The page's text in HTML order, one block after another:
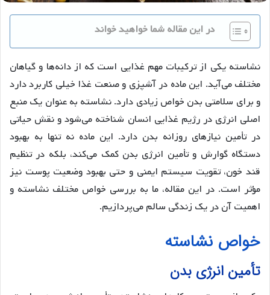
در این مقاله شما خواهید خواند
نشاسته یکی از ترکیبات مهم غذایی است که از دانه‌ها و گیاهان
مختلف می‌آید. این ماده در آشپزی و صنعت غذا خیلی کاربرد دارد
و برای سلامتی بدن خواص زیادی دارد. نشاسته به عنوان یک منبع
اصلی انرژی در رژیم غذایی انسان شناخته می‌شود و نقش حیاتی
در تأمین نیازهای روزانه بدن دارد. این ماده نه تنها به بهبود
دستگاه گوارش و تأمین انرژی بدن کمک می‌کند، بلکه در تنظیم
قند خون، تقویت سیستم ایمنی و حتی بهبود وضعیت پوست نیز
مؤثر است. در این مقاله، ما به بررسی خواص مختلف نشاسته و
اهمیت آن در یک زندگی سالم می‌پردازیم.
خواص نشاسته
تأمین انرژی بدن